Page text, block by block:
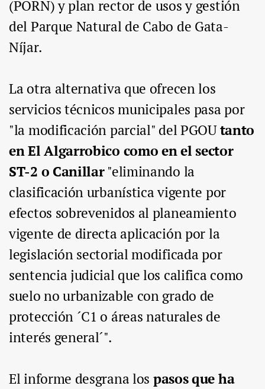
(PORN) y plan rector de usos y gestión
del Parque Natural de Cabo de Gata-
Níjar.
La otra alternativa que ofrecen los
servicios técnicos municipales pasa por
"la modificación parcial" del PGOUtanto
en El Algarrobico como en el sector
ST-2 o Canillar"eliminando la
clasificación urbanística vigente por
efectos sobrevenidos al planeamiento
vigente de directa aplicación por la
legislación sectorial modificada por
sentencia judicial que los califica como
suelo no urbanizable con grado de
protección ´C1 o áreas naturales de
interés general´".
El informe desgrana los pasos que ha